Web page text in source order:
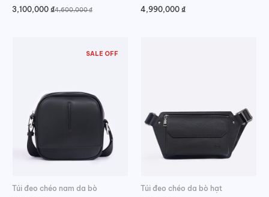
4,600,000₫
Giá
3,100,000 ₫
Giá
4,990,000 ₫
SALE OFF
Túi đeo chéo nam da bò
Túi đeo chéo da bò hạt